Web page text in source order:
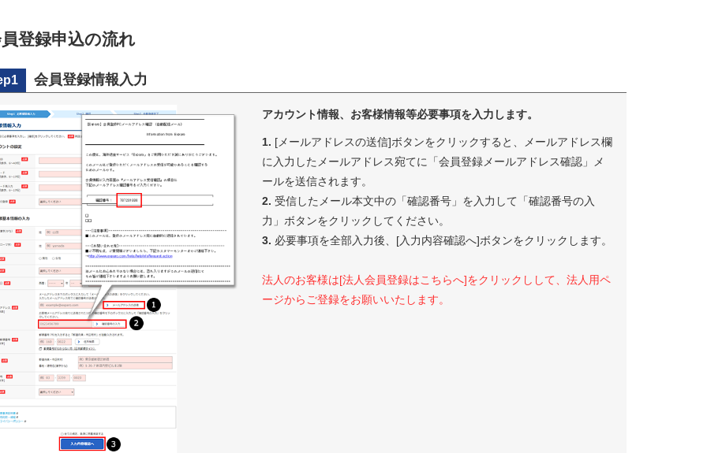
登録申込の流れ
会員登録情報入力
アカウント情報、お客様情報等必要事項を入力します。
1. [メールアドレスの送信]ボタンをクリックすると、メールアドレス欄
に入力したメールアドレス宛てに「会員登録メールアドレス確認」メ
ールを送信されます。
2. 受信したメール本文中の「確認番号」を入力して「確認番号の入
力」ボタンをクリックしてください。
3. 必要事項を全部入力後、[入力内容確認へ]ボタンをクリックします。
法人のお客様は[法人会員登録はこちらへ]をクリックしして、法人用ペ
ージからご登録をお願いいたします。